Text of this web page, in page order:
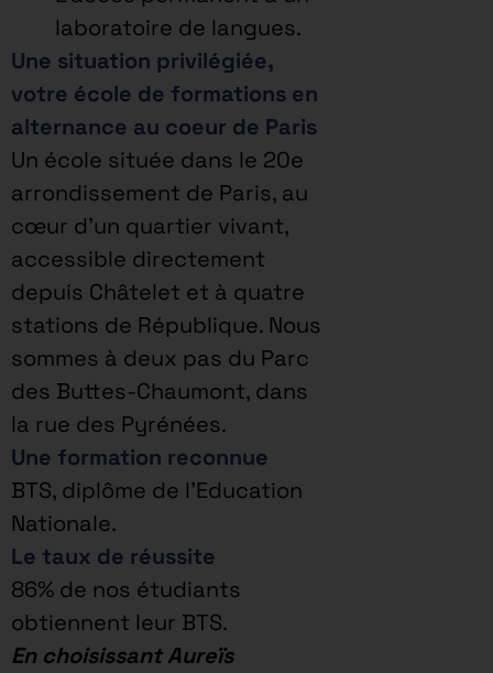
laboratoire de langues.
Une situation privilégiée,
votre école de formations en
alternance au coeur de Paris
Un école située dans le 20e
arrondissement de Paris, au
cœur d’un quartier vivant,
accessible directement
depuis Châtelet et à quatre
stations de République. Nous
sommes à deux pas du Parc
des Buttes-Chaumont, dans
la rue des Pyrénées.
Une formation reconnue
BTS, diplôme de l’Education
Nationale.
Le taux de réussite
86% de nos étudiants
obtiennent leur BTS.
En choisissant Aureïs